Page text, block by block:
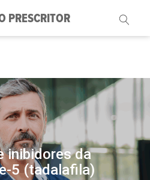
PRESCRITOR
inibidores da
5 (tadalafila)